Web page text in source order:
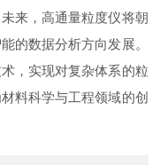
来，高通量粒度仪将朝
的数据分析方向发展。
，实现对复杂体系的粒
料科学与工程领域的创